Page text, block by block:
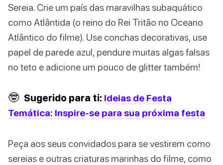
Sereia. Crie um país das maravilhas subaquático
como Atlântida (o reino do Rei Tritão no Oceano
Atlântico do filme). Use conchas decorativas, use
papel de parede azul, pendure muitas algas falsas
no teto e adicione um pouco de glitter também!
🤓 Sugerido para ti: Ideias de Festa
Temática: Inspire-se para sua próxima festa
Peça aos seus convidados para se vestirem como
sereias e outras criaturas marinhas do filme, como